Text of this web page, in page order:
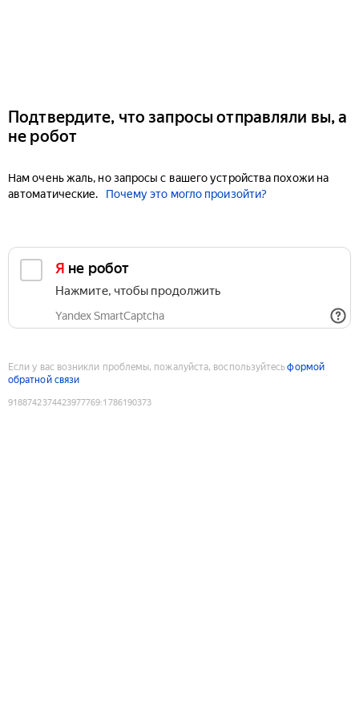
Подтвердите, что запросы отправляли вы, а
не робот
Нам очень жаль, но запросы с вашего устройства похожи на
автоматические.
Почему это могло произойти?
Я не робот
Нажмите, чтобы продолжить
Yandex SmartCaptcha
Если у вас возникли проблемы, пожалуйста, воспользуйтесьформой
обратной связи
9188742374423977769:1786190373